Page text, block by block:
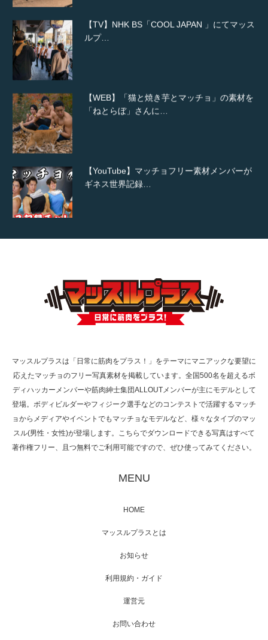
ルプ…
「ねとらぼ」さんに…
ギネス世界記録…
【TV】TBS番組「ひるおび」にてマッスルプ
TOKYO FMラジオ番組「ONE MORNING」
で紹介さ…
た（6/8放送）
映画「メカバース」舞台挨拶へマッスルプラ
【TV】NHK BS「COOL JAPAN 」にてマッス
マッスルプラスは「日常に筋肉をプラス！」をテーマにマニアックな要望に
応えたマッチョのフリー写真素材を掲載しています。全国500名を超えるボ
ディハッカーメンバーや筋肉紳士集団ALLOUTメンバーが主にモデルとして
登場。ボディビルダーやフィジーク選手などのコンテストで活躍するマッチ
ョからメディアやイベントでもマッチョなモデルなど、様々なタイプのマッ
スル(男性・女性)が登場します。こちらでダウンロードできる写真はすべて
著作権フリー、且つ無料でご利用可能ですので、ぜひ使ってみてください。
MENU
HOME
マッスルプラスとは
お知らせ
利用規約・ガイド
運営元
お問い合わせ